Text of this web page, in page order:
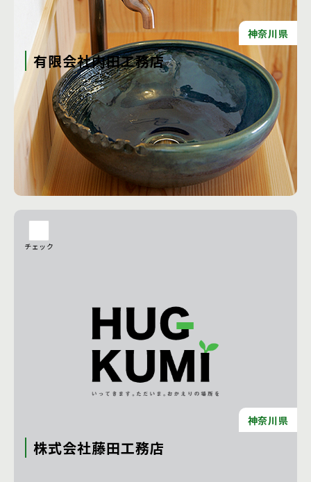
神奈川県
有限会社内田工務店
内田工務店は、神奈川県伊勢原市に拠点を置く宮大工集団で
す。 関東一円をはじめ全国各地の社寺建築・数寄屋建築・古
民家の新築・改修及び国宝・重要文化財等の文化財修復、そ
の他、 伝統建築の技を用いた高級和風住宅の施工を行ってい
ます。 東京・神奈川の数寄屋建築・高級和風住宅のご用命
は、確かな技術力の神奈川県の内田工務店にお任せくださ
い。
工務店の詳細を見る
チェック
神奈川県
株式会社藤田工務店